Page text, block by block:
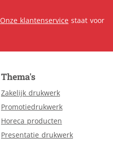
Onze klantenservice staat voor
Thema's
Zakelijk drukwerk
Promotiedrukwerk
Horeca producten
Presentatie drukwerk